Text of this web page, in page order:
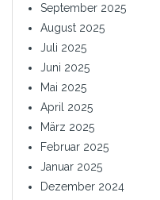
September 2025
August 2025
Juli 2025
Juni 2025
Mai 2025
April 2025
März 2025
Februar 2025
Januar 2025
Dezember 2024